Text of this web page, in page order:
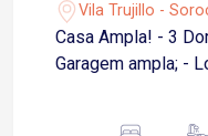
Vila Trujillo -
Casa Ampla! - 3
Garagem ampla; -